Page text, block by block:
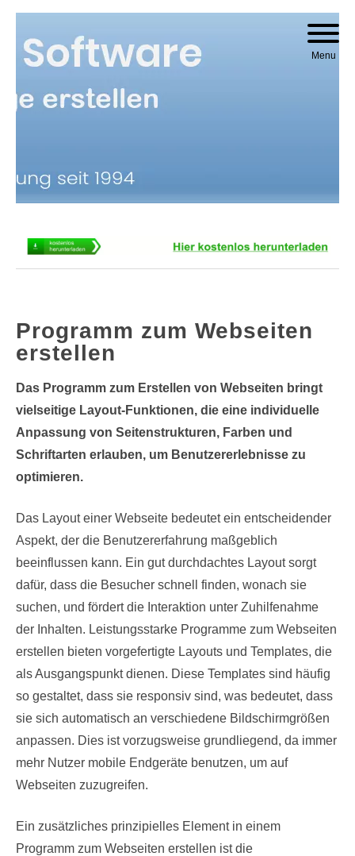
Menu
Programm zum Webseiten
erstellen
Das Programm zum Erstellen von Webseiten bringt
vielseitige Layout-Funktionen, die eine individuelle
Anpassung von Seitenstrukturen, Farben und
Schriftarten erlauben, um Benutzererlebnisse zu
optimieren.
Das Layout einer Webseite bedeutet ein entscheidender
Aspekt, der die Benutzererfahrung maßgeblich
beeinflussen kann. Ein gut durchdachtes Layout sorgt
dafür, dass die Besucher schnell finden, wonach sie
suchen, und fördert die Interaktion unter Zuhilfenahme
der Inhalten. Leistungsstarke Programme zum Webseiten
erstellen bieten vorgefertigte Layouts und Templates, die
als Ausgangspunkt dienen. Diese Templates sind häufig
so gestaltet, dass sie responsiv sind, was bedeutet, dass
sie sich automatisch an verschiedene Bildschirmgrößen
anpassen. Dies ist vorzugsweise grundliegend, da immer
mehr Nutzer mobile Endgeräte benutzen, um auf
Webseiten zuzugreifen.
Ein zusätzliches prinzipielles Element in einem
Programm zum Webseiten erstellen ist die